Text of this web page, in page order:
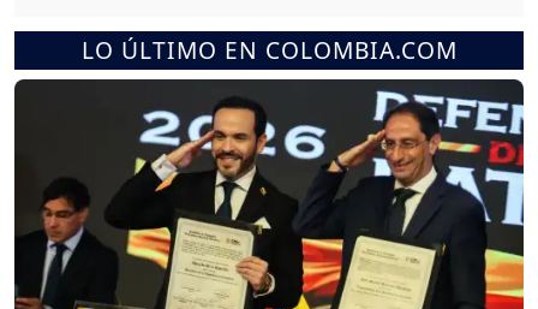
LO ÚLTIMO EN COLOMBIA.COM